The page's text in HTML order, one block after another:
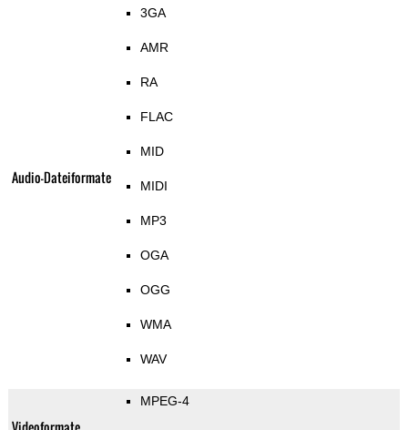
Audio-Dateiformate
3GA
AMR
RA
FLAC
MID
MIDI
MP3
OGA
OGG
WMA
WAV
MPEG-4